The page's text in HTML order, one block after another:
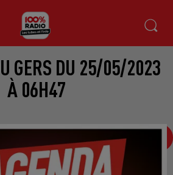
GERS DU 25/05/2023
À 06H47